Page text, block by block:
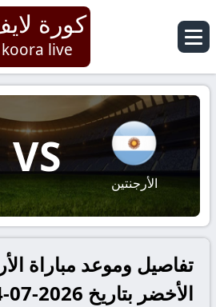
كورة
koora live
الأرجنتين
VS
تفاصيل وموعد مباراة